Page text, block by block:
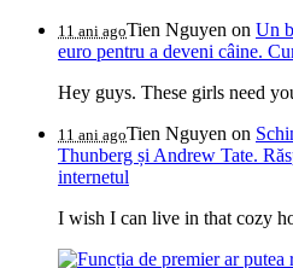
11 ani agoTien Nguyen on Un
euro pentru a deveni câine.
Hey guys. These girls need
11 ani agoTien Nguyen on
Thunberg și Andrew Tate.
internetul
I wish I can live in that cozy